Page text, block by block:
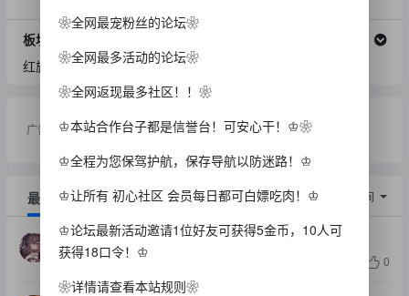
板块介绍
红旗下的我们，生长的格外努力
广告： 全部 广告合作方
最新 精华 排序： 回帖时间
【澳门永利】—✅—自助27
ღ我爱盼盼ღ 0
❀全网最宠粉丝的论坛❀
❀全网最多活动的论坛❀
❀全网返现最多社区！！❀
♔本站合作台子都是信誉台！可安心干！♔❀
♔全程为您保驾护航，保存导航以防迷路！♔
♔让所有 初心社区 会员每日都可白嫖吃肉！♔
♔论坛最新活动邀请1位好友可获得5金币，10人可
获得18口令！♔
❀详情请查看本站规则❀